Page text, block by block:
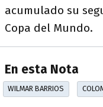
acumulado su
Copa del Mundo.
En esta Nota
WILMAR BARRIOS